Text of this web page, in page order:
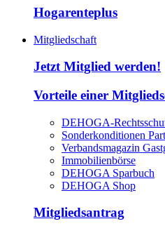
Hogarenteplus
Mitgliedschaft
Jetzt Mitglied werden!
Vorteile einer
DEHOGA-
Sonderkonditionen
Verbandsmagazin
Immobilienbörse
DEHOGA Sparbuch
DEHOGA Shop
Mitgliedsantrag